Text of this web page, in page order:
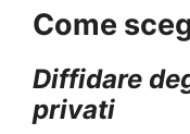
Come
Diffidare
privati